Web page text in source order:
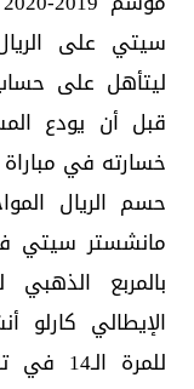
ليتأهل على
قبل أن يودع
مانشستر سيتي
بالمربع
الإيطالي كارلو